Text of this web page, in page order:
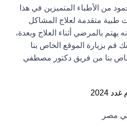
من الأطباء المتميزين في هذا
طبية متقدمة لعلاج المشاكل
يهتم بالمرضي أثناء العلاج وبعدة،
قم بزيارة الموقع الخاص بنا
بنا من فريق دكتور مصطفي
2024